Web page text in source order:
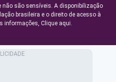
não são sensíveis. A disponibilização
brasileira e o direito de acesso à
informações, Clique aqui.